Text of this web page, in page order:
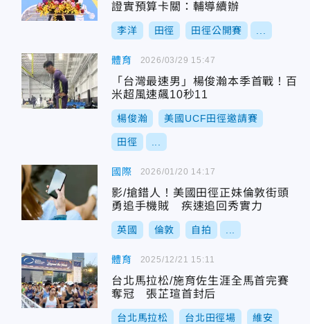
證實預算卡關：輔導續辦
李洋 田徑 田徑公開賽
體育
「台灣最速男」楊俊瀚本季首戰！百
米超風速飆10秒11
楊俊瀚 美國UCF田徑邀請賽
田徑
2026/03/29 15:47
國際
影/搶錯人！美國田徑正妹倫敦街頭
勇追手機賊 疾速追回秀實力
英國 倫敦 自拍
2026/01/20 14:17
體育
台北馬拉松/施育佐生涯全馬首完賽
奪冠 張芷瑄首封后
台北馬拉松 台北田徑場 維安
2025/12/21 15:11